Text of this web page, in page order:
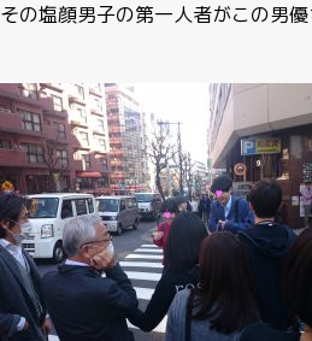
その塩顔男子の第一人者がこの男優